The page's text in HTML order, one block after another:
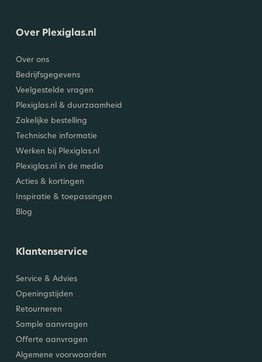
Over Plexiglas.nl
Over ons
Bedrijfsgegevens
Veelgestelde vragen
Plexiglas.nl & duurzaamheid
Zakelijke bestelling
Technische informatie
Werken bij Plexiglas.nl
Plexiglas.nl in de media
Acties & kortingen
Inspiratie & toepassingen
Blog
Klantenservice
Service & Advies
Openingstijden
Retourneren
Sample aanvragen
Offerte aanvragen
Algemene voorwaarden